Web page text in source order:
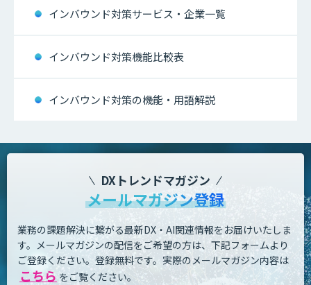
インバウンド対策サービス・企業一覧
インバウンド対策機能比較表
インバウンド対策の機能・用語解説
DXトレンドマガジン
メールマガジン登録
業務の課題解決に繋がる最新DX・AI関連情報をお届けいたしま
す。 メールマガジンの配信をご希望の方は、下記フォームより
ご登録ください。登録無料です。 実際のメールマガジン内容は
こちら をご覧ください。